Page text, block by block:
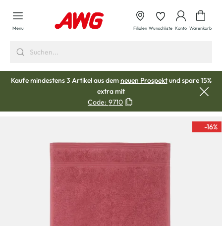
springen
Menü Filialen Wunschliste Konto Warenkorb
Kaufe mindestens 3 Artikel aus demneuen Prospektund spare 15%
extra mit
Code: 9710
-16%